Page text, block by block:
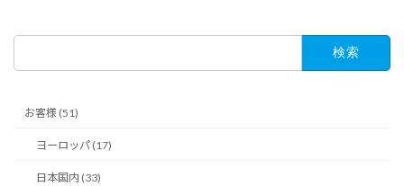
お客様 (51)
ヨーロッパ (17)
日本国内 (33)